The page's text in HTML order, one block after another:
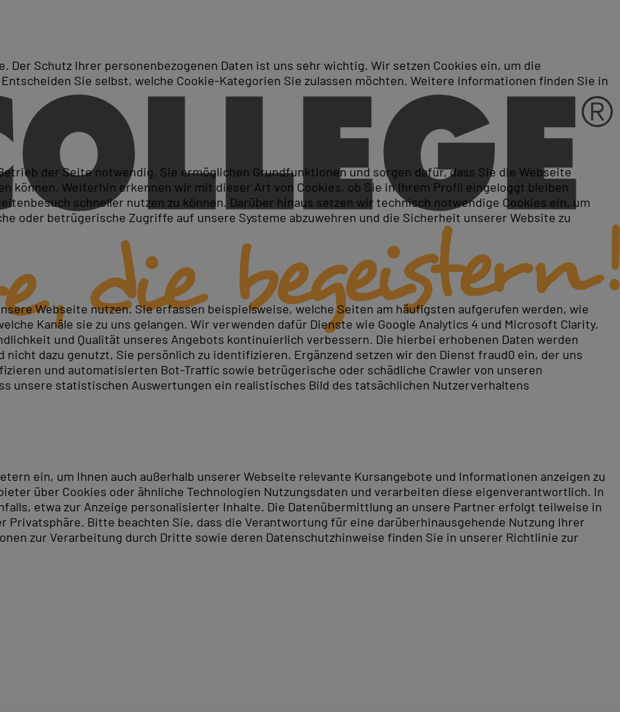
Erklärvideos
Der Schutz Ihrer personenbezogenen Daten ist uns sehr wichtig. Wir setzen Cookies ein, um die
Sie selbst, welche Cookie-Kategorien Sie zulassen möchten. Weitere Informationen finden Sie in
der Seite notwendig. Sie ermöglichen Grundfunktionen und sorgen dafür, dass Sie die Webseite
können. Weiterhin erkennen wir mit dieser Art von Cookies, ob Sie in Ihrem Profil eingeloggt bleiben
schneller nutzen zu können. Darüber hinaus setzen wir technisch notwendige Cookies ein, um
oder betrügerische Zugriffe auf unsere Systeme abzuwehren und die Sicherheit unserer Website zu
Webseite nutzen. Sie erfassen beispielsweise, welche Seiten am häufigsten aufgerufen werden, wie
Kanäle sie zu uns gelangen. Wir verwenden dafür Dienste wie Google Analytics 4 und Microsoft Clarity.
und Qualität unseres Angebots kontinuierlich verbessern. Die hierbei erhobenen Daten werden
dazu genutzt, Sie persönlich zu identifizieren. Ergänzend setzen wir den Dienst fraud0 ein, der uns
und automatisierten Bot-Traffic sowie betrügerische oder schädliche Crawler von unseren
unsere statistischen Auswertungen ein realistisches Bild des tatsächlichen Nutzerverhaltens
ein, um Ihnen auch außerhalb unserer Webseite relevante Kursangebote und Informationen anzeigen zu
über Cookies oder ähnliche Technologien Nutzungsdaten und verarbeiten diese eigenverantwortlich. In
etwa zur Anzeige personalisierter Inhalte. Die Datenübermittlung an unsere Partner erfolgt teilweise in
Privatsphäre. Bitte beachten Sie, dass die Verantwortung für eine darüberhinausgehende Nutzung Ihrer
zur Verarbeitung durch Dritte sowie deren Datenschutzhinweise finden Sie in unserer Richtlinie zur